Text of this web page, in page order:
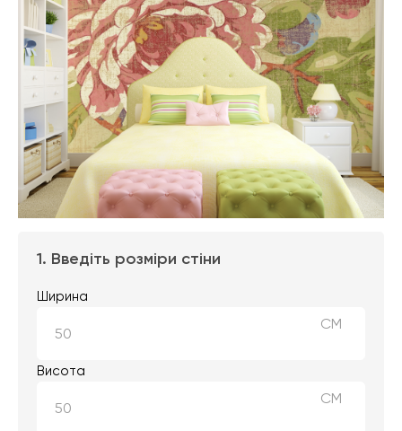
1. Введіть розміри стіни
Ширина
СМ
Висота
СМ